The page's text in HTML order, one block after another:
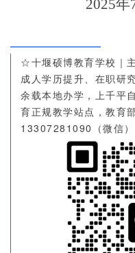
2025年
☆十堰硕博教育学校｜
成人学历提升、在职研
余载本地办学，上千平
育正规教学站点，教育
13307281090（微信）